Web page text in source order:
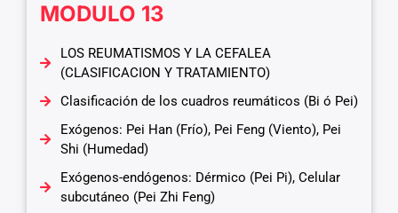
MODULO 13
LOS REUMATISMOS Y LA CEFALEA
(CLASIFICACION Y TRATAMIENTO)
Clasificación de los cuadros reumáticos (Bi ó Pei)
Exógenos: Pei Han (Frío), Pei Feng (Viento), Pei
Shi (Humedad)
Exógenos-endógenos: Dérmico (Pei Pi), Celular
subcutáneo (Pei Zhi Feng)